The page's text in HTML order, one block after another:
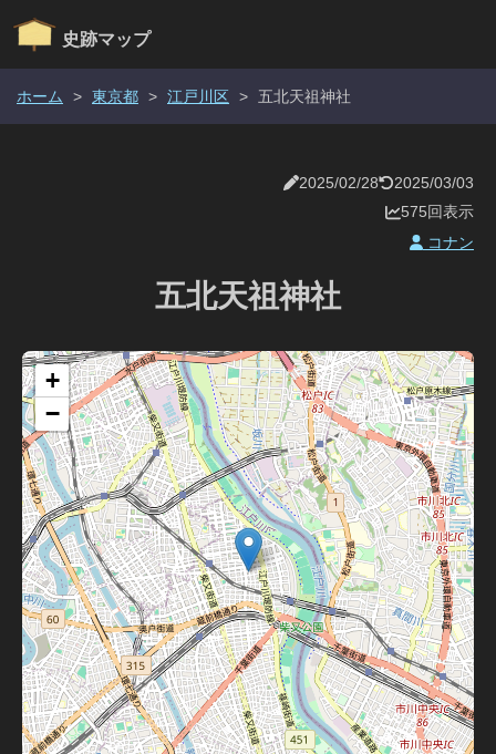
史跡マップ
ホーム > 東京都 > 江戸川区 > 五北天祖神社
2025/02/28
2025/03/03
575回表示
コナン
五北天祖神社
+
−